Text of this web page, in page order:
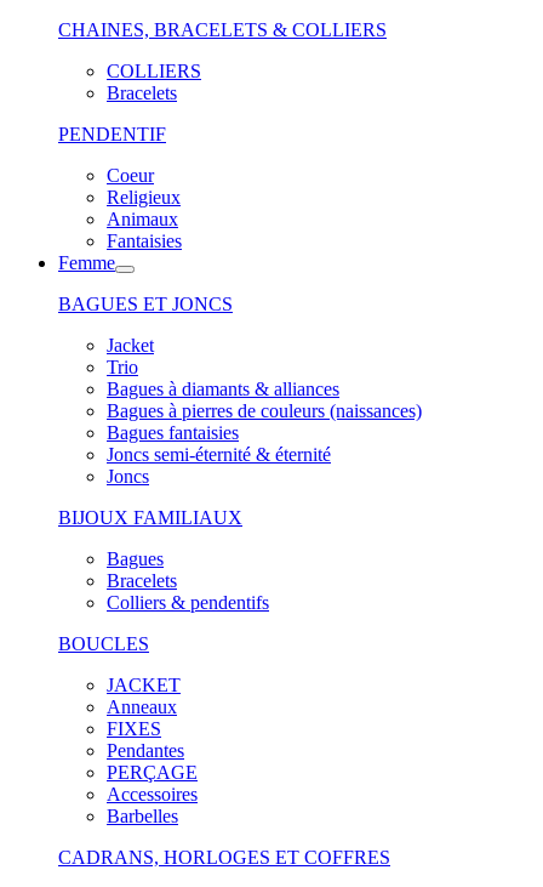
CHAINES, BRACELETS & COLLIERS
COLLIERS
Bracelets
PENDENTIF
Coeur
Religieux
Animaux
Fantaisies
Femme
BAGUES ET JONCS
Jacket
Trio
Bagues à diamants & alliances
Bagues à pierres de couleurs (naissances)
Bagues fantaisies
Joncs semi-éternité & éternité
Joncs
BIJOUX FAMILIAUX
Bagues
Bracelets
Colliers & pendentifs
BOUCLES
JACKET
Anneaux
FIXES
Pendantes
PERÇAGE
Accessoires
Barbelles
CADRANS, HORLOGES ET COFFRES